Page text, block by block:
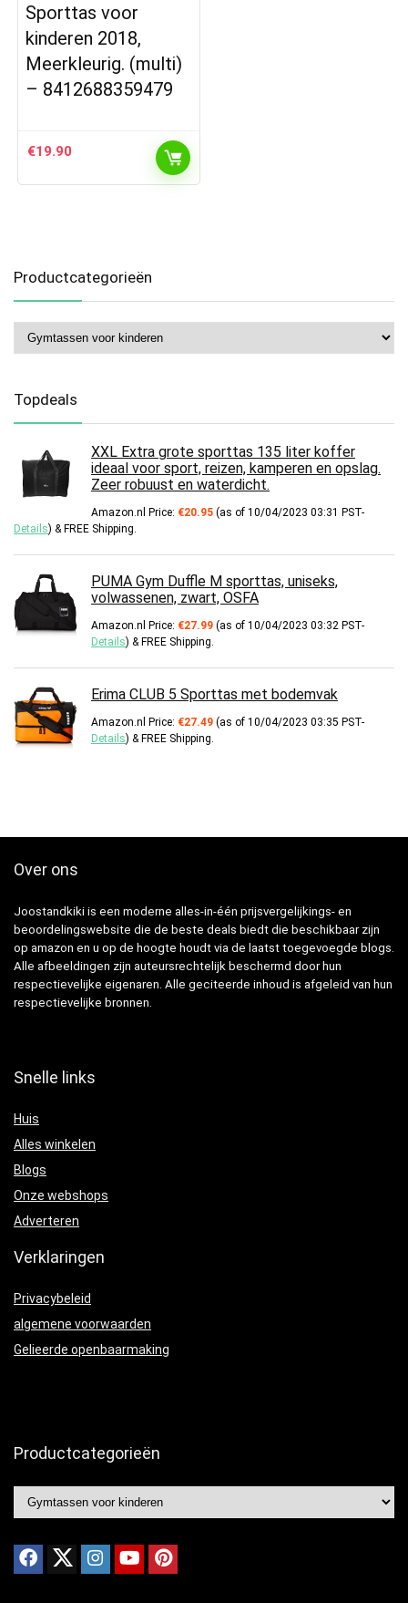
Sporttas voor
kinderen 2018,
Meerkleurig. (multi)
– 8412688359479
€19.90
Productcategorieën
Topdeals
XXL Extra grote sporttas 135 liter koffer
ideaal voor sport, reizen, kamperen en opslag.
Zeer robuust en waterdicht.
Amazon.nl Price: €20.95 (as of 10/04/2023 03:31 PST-
Details) & FREE Shipping.
PUMA Gym Duffle M sporttas, uniseks,
volwassenen, zwart, OSFA
Amazon.nl Price: €27.99 (as of 10/04/2023 03:32 PST-
Details) & FREE Shipping.
Erima CLUB 5 Sporttas met bodemvak
Amazon.nl Price: €27.49 (as of 10/04/2023 03:35 PST-
Details) & FREE Shipping.
Over ons
Joostandkiki is een moderne alles-in-één prijsvergelijkings- en
beoordelingswebsite die de beste deals biedt die beschikbaar zijn
op amazon en u op de hoogte houdt via de laatst toegevoegde blogs.
Alle afbeeldingen zijn auteursrechtelijk beschermd door hun
respectievelijke eigenaren. Alle geciteerde inhoud is afgeleid van hun
respectievelijke bronnen.
Snelle links
Huis
Alles winkelen
Blogs
Onze webshops
Adverteren
Verklaringen
Privacybeleid
algemene voorwaarden
Gelieerde openbaarmaking
Productcategorieën